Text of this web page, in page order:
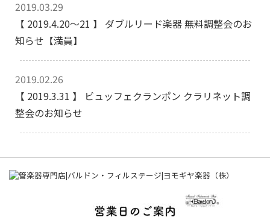
2019.03.29
【 2019.4.20～21 】 ダブルリード楽器 無料調整会のお
知らせ【満員】
2019.02.26
【 2019.3.31 】 ビュッフェクランポン クラリネット調
整会のお知らせ